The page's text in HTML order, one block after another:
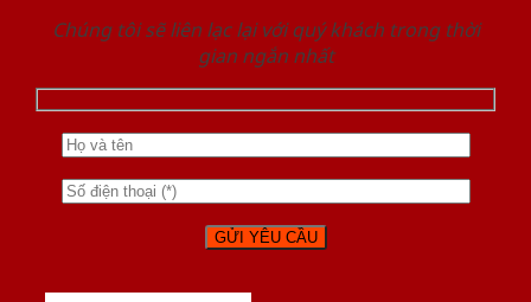
Chúng tôi sẽ liên lạc lại với quý khách trong thời
gian ngắn nhất